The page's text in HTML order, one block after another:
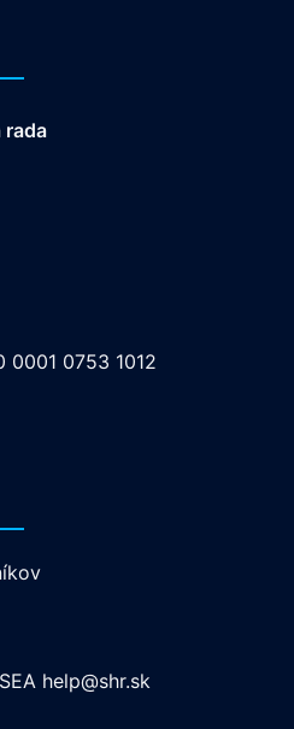
rada
0001 0753 1012
help@shr.sk